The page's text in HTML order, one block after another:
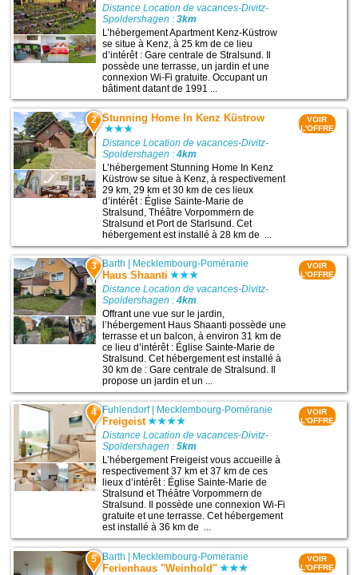
Distance Location de vacances-Divitz-
Spoldershagen :3km
L’hébergement Apartment Kenz-Küstrow
se situe à Kenz, à 25 km de ce lieu
d’intérêt : Gare centrale de Stralsund. Il
possède une terrasse, un jardin et une
connexion Wi-Fi gratuite. Occupant un
bâtiment datant de 1991 ...
2 Stunning Home In Kenz Küstrow
Distance Location de vacances-Divitz-
Spoldershagen :4km
L’hébergement Stunning Home In Kenz
Küstrow se situe à Kenz, à respectivement
29 km, 29 km et 30 km de ces lieux
d’intérêt : Église Sainte-Marie de
Stralsund, Théâtre Vorpommern de
Stralsund et Port de Starlsund. Cet
hébergement est installé à 28 km de ...
VOIR
L'OFFRE
3 Barth Mecklembourg-Poméranie
Haus Shaanti
Distance Location de vacances-Divitz-
Spoldershagen :4km
Offrant une vue sur le jardin,
l’hébergement Haus Shaanti possède une
terrasse et un balcon, à environ 31 km de
ce lieu d’intérêt : Église Sainte-Marie de
Stralsund. Cet hébergement est installé à
30 km de : Gare centrale de Stralsund. Il
propose un jardin et un ...
VOIR
L'OFFRE
4 Fuhlendorf| Mecklembourg-Poméranie
Freigeist
Distance Location de vacances-Divitz-
Spoldershagen :5km
L’hébergement Freigeist vous accueille à
respectivement 37 km et 37 km de ces
lieux d’intérêt : Église Sainte-Marie de
Stralsund et Théâtre Vorpommern de
Stralsund. Il possède une connexion Wi-Fi
gratuite et une terrasse. Cet hébergement
est installé à 36 km de ...
VOIR
L'OFFRE
5 Barth | Mecklembourg-Poméranie
Ferienhaus "Weinhold"
VOIR
L'OFFRE